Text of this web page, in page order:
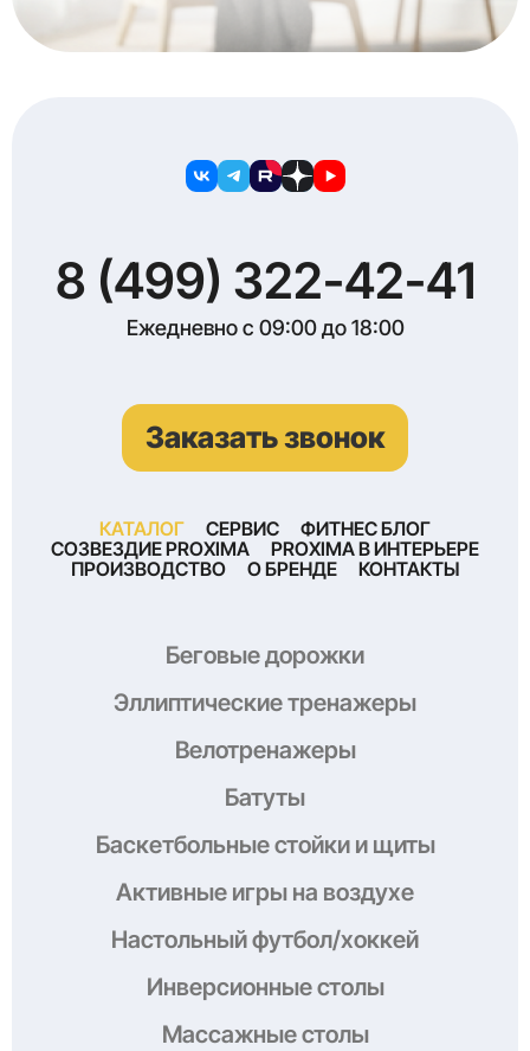
8 (499) 322-42-41
Ежедневно с 09:00 до 18:00
Заказать звонок
КАТАЛОГ СЕРВИС
ФИТНЕС БЛОГ
СОЗВЕЗДИЕ PROXIMA
PROXIMA В ИНТЕРЬЕРЕ
ПРОИЗВОДСТВО
О БРЕНДЕ КОНТАКТЫ
Беговые дорожки
Эллиптические тренажеры
Велотренажеры
Батуты
Баскетбольные стойки и щиты
Активные игры на воздухе
Настольный футбол/хоккей
Инверсионные столы
Массажные столы